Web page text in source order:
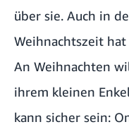
über sie. Auch in
Weihnachtszeit
An Weihnachten
ihrem kleinen
kann sicher sein: